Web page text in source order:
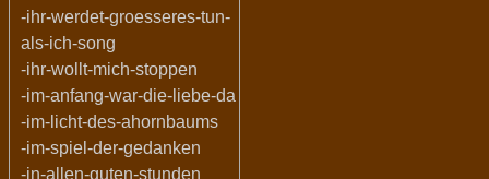
-ihr-werdet-groesseres-tun-
als-ich-song
-ihr-wollt-mich-stoppen
-im-anfang-war-die-liebe-da
-im-licht-des-ahornbaums
-im-spiel-der-gedanken
-in-allen-guten-stunden